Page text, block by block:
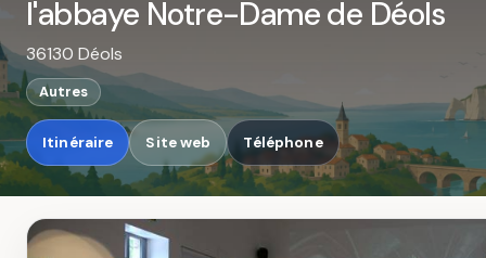
l'abbaye Notre-Dame de Déols
36130 Déols
Autres
Itinéraire Site web Téléphone